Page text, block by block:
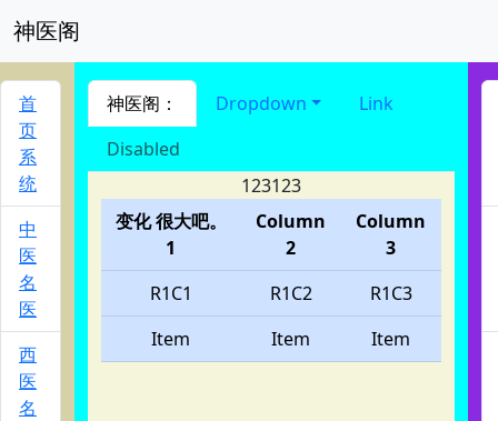
神医阁
首
页
系
统
中
医
名
医
西
医
名
神医阁： Dropdown
Link
Disabled
123123
变化 很大吧。
1
Column
2
Column
3
R1C1
R1C2
R1C3
Item
Item Item